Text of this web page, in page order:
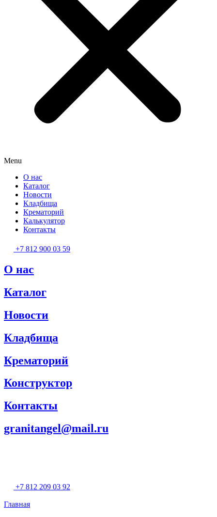
Menu
О нас
Каталог
Новости
Кладбища
Крематорий
Калькулятор
Контакты
+7 812 900 03 59
О нас
Каталог
Новости
Кладбища
Крематорий
Конструктор
Контакты
granitangel@mail.ru
+7 812 209 03 92
Главная